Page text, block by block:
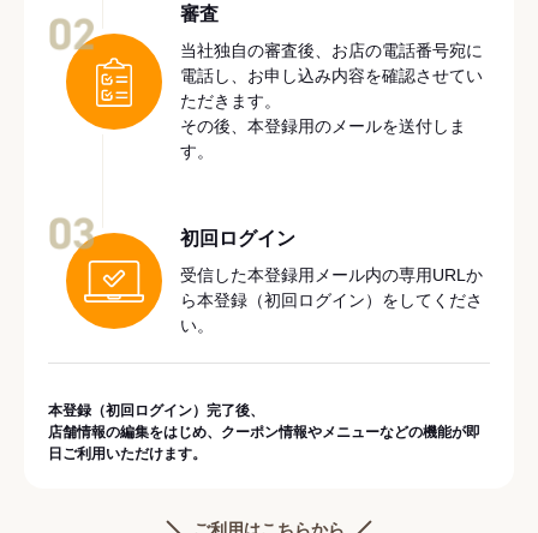
審査
当社独自の審査後、お店の電話番号宛に
電話し、お申し込み内容を確認させてい
ただきます。
その後、本登録用のメールを送付しま
す。
初回ログイン
受信した本登録用メール内の専用URLか
ら本登録（初回ログイン）をしてくださ
い。
本登録（初回ログイン）完了後、
店舗情報の編集をはじめ、クーポン情報やメニューなどの機能が即
日ご利用いただけます。